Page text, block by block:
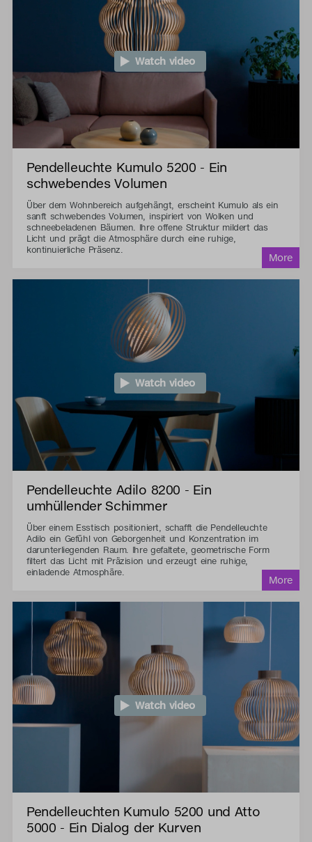
Watch video
Pendelleuchte Kumulo 5200 - Ein
schwebendes Volumen
Über dem Wohnbereich aufgehängt, erscheint Kumulo als ein
sanft schwebendes Volumen, inspiriert von Wolken und
schneebeladenen Bäumen. Ihre offene Struktur mildert das
Licht und prägt die Atmosphäre durch eine ruhige,
kontinuierliche Präsenz.
Watch video
Pendelleuchte Adilo 8200 - Ein
umhüllender Schimmer
Über einem Esstisch positioniert, schafft die Pendelleuchte
Adilo ein Gefühl von Geborgenheit und Konzentration im
darunterliegenden Raum. Ihre gefaltete, geometrische Form
filtert das Licht mit Präzision und erzeugt eine ruhige,
einladende Atmosphäre.
Watch video
Pendelleuchten Kumulo 5200 und Atto
5000 - Ein Dialog der Kurven